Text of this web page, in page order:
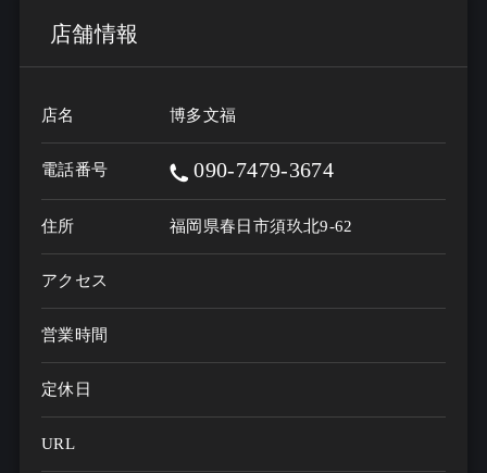
店舗情報
店名 博多文福
電話番号 090-7479-3674
住所 福岡県春日市須玖北9-62
アクセス
営業時間
定休日
URL